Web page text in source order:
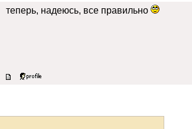
теперь, надеюсь, все правильно